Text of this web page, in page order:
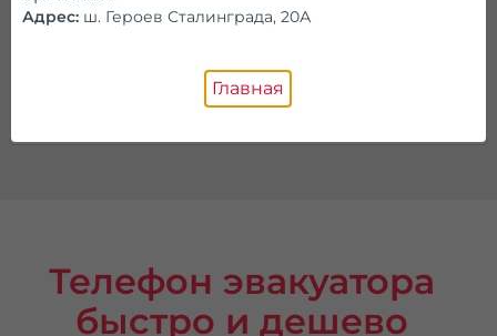
Регистрация
Телефон эвакуатора
быстро и дешево
Адрес: ш. Героев Сталинграда, 20А
Главная